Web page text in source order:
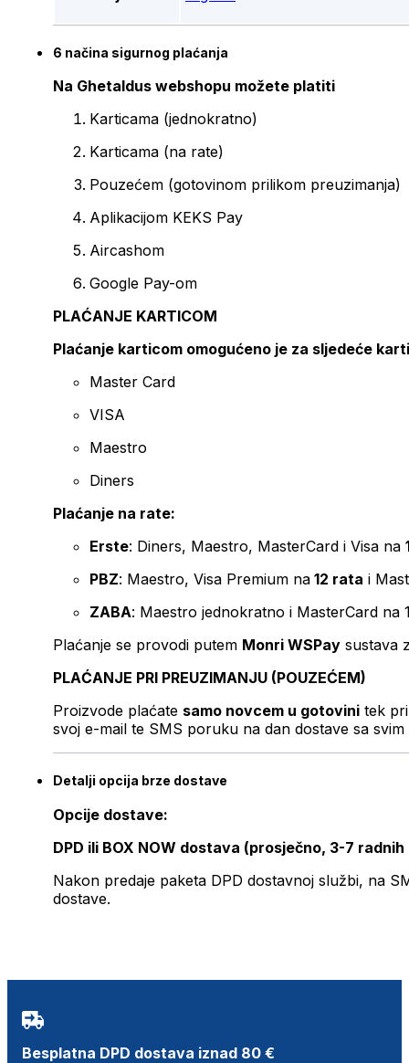
6 načina sigurnog plaćanja
Na Ghetaldus webshopu možete platiti
Karticama (jednokratno)
Karticama (na rate)
Pouzećem (gotovinom prilikom preuzimanja)
Aplikacijom KEKS Pay
Aircashom
Google Pay-om
PLAĆANJE KARTICOM
Plaćanje karticom omogućeno je za sljedeće
Master Card
VISA
Maestro
Diners
Plaćanje na rate:
Erste: Diners, Maestro, MasterCard i Visa na
PBZ: Maestro, Visa Premium na 12 rata i
ZABA: Maestro jednokratno i MasterCard na
Plaćanje se provodi putem Monri WSPay sustava
PLAĆANJE PRI PREUZIMANJU (POUZEĆEM)
Proizvode plaćate samo novcem u gotovini tek
svoj e-mail te SMS poruku na dan dostave sa svim
Detalji opcija brze dostave
Opcije dostave:
DPD ili BOX NOW dostava (prosječno, 3-7 radnih
Nakon predaje paketa DPD dostavnoj službi, na
dostave.
Besplatna DPD dostava iznad 80 €